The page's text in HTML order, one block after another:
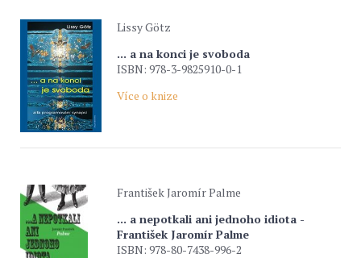
Lissy Götz
... a na konci je svoboda
ISBN: 978-3-9825910-0-1
Více o knize
František Jaromír Palme
... a nepotkali ani jednoho idiota -
František Jaromír Palme
ISBN: 978-80-7438-996-2